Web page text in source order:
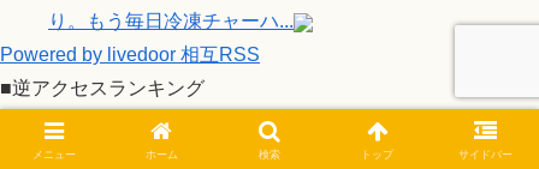
り。もう毎日冷凍チャーハ...
Powered by livedoor 相互RSS
■逆アクセスランキング
メニュー ホーム 検索 トップ サイドバー